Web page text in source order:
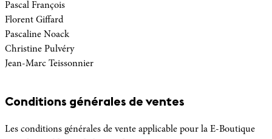
Pascal François
Florent Giffard
Pascaline Noack
Christine Pulvéry
Jean-Marc Teissonnier
Conditions générales de ventes
Les conditions générales de vente applicable pour la E-Boutique